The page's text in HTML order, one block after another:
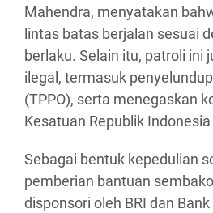
Mahendra, menyatakan
lintas batas berjalan sesuai
berlaku. Selain itu, patroli
ilegal, termasuk
(TPPO), serta menegaskan
Kesatuan Republik
Sebagai bentuk kepedulian
pemberian bantuan
disponsori oleh BRI dan